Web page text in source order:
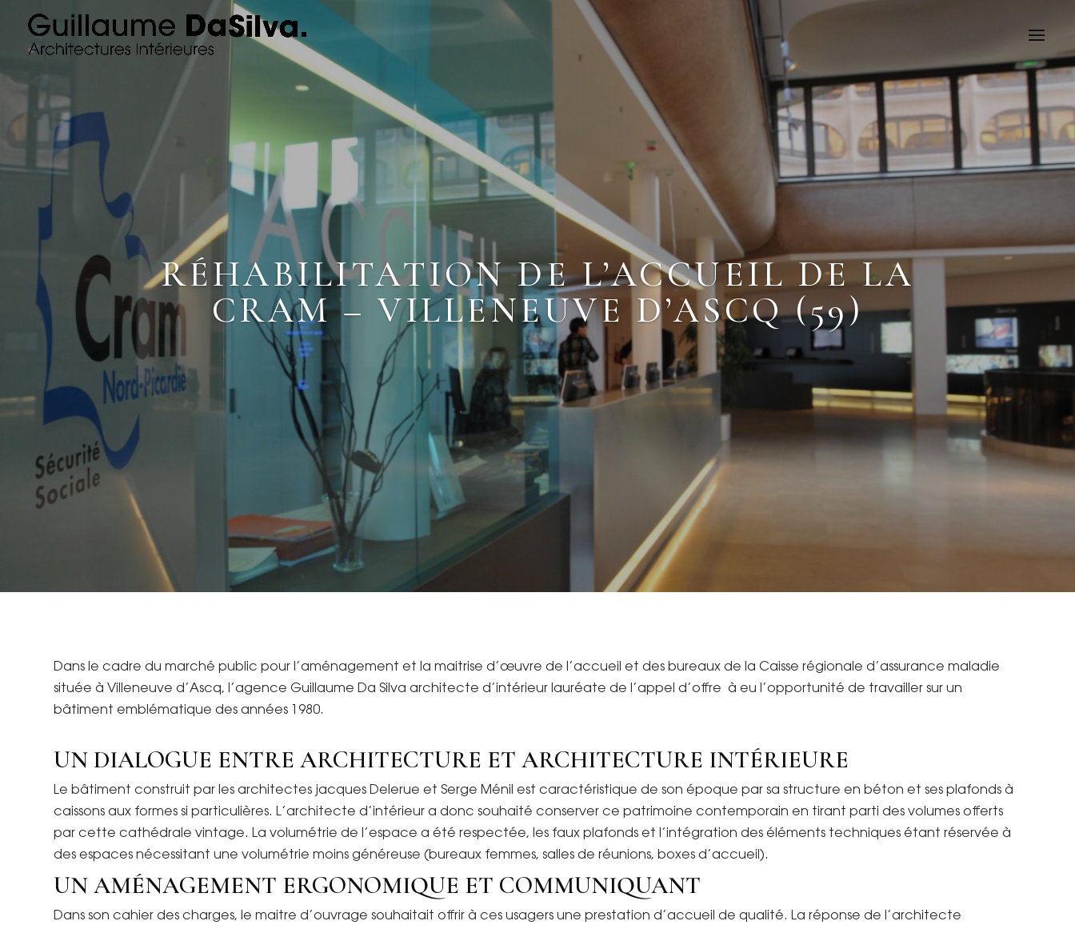
RÉHABILITATION DE L’ACCUEIL DE LA
CRAM – VILLENEUVE D’ASCQ (59)
Dans le cadre du marché public pour l’aménagement et la maitrise d’œuvre de l’accueil et des bureaux de la Caisse régionale d’assurance maladie
située à Villeneuve d’Ascq, l’agence Guillaume Da Silva architecte d’intérieur lauréate de l’appel d’offre à eu l’opportunité de travailler sur un
bâtiment emblématique des années 1980.
UN DIALOGUE ENTRE ARCHITECTURE ET ARCHITECTURE INTÉRIEURE
Le bâtiment construit par les architectes jacques Delerue et Serge Ménil est caractéristique de son époque par sa structure en béton et ses plafonds à
caissons aux formes si particulières. L’architecte d’intérieur a donc souhaité conserver ce patrimoine contemporain en tirant parti des volumes offerts
par cette cathédrale vintage. La volumétrie de l’espace a été respectée, les faux plafonds et l’intégration des éléments techniques étant réservée à
des espaces nécessitant une volumétrie moins généreuse (bureaux femmes, salles de réunions, boxes d’accueil).
UN AMÉNAGEMENT ERGONOMIQUE ET COMMUNIQUANT
Dans son cahier des charges, le maitre d’ouvrage souhaitait offrir à ces usagers une prestation d’accueil de qualité. La réponse de l’architecte